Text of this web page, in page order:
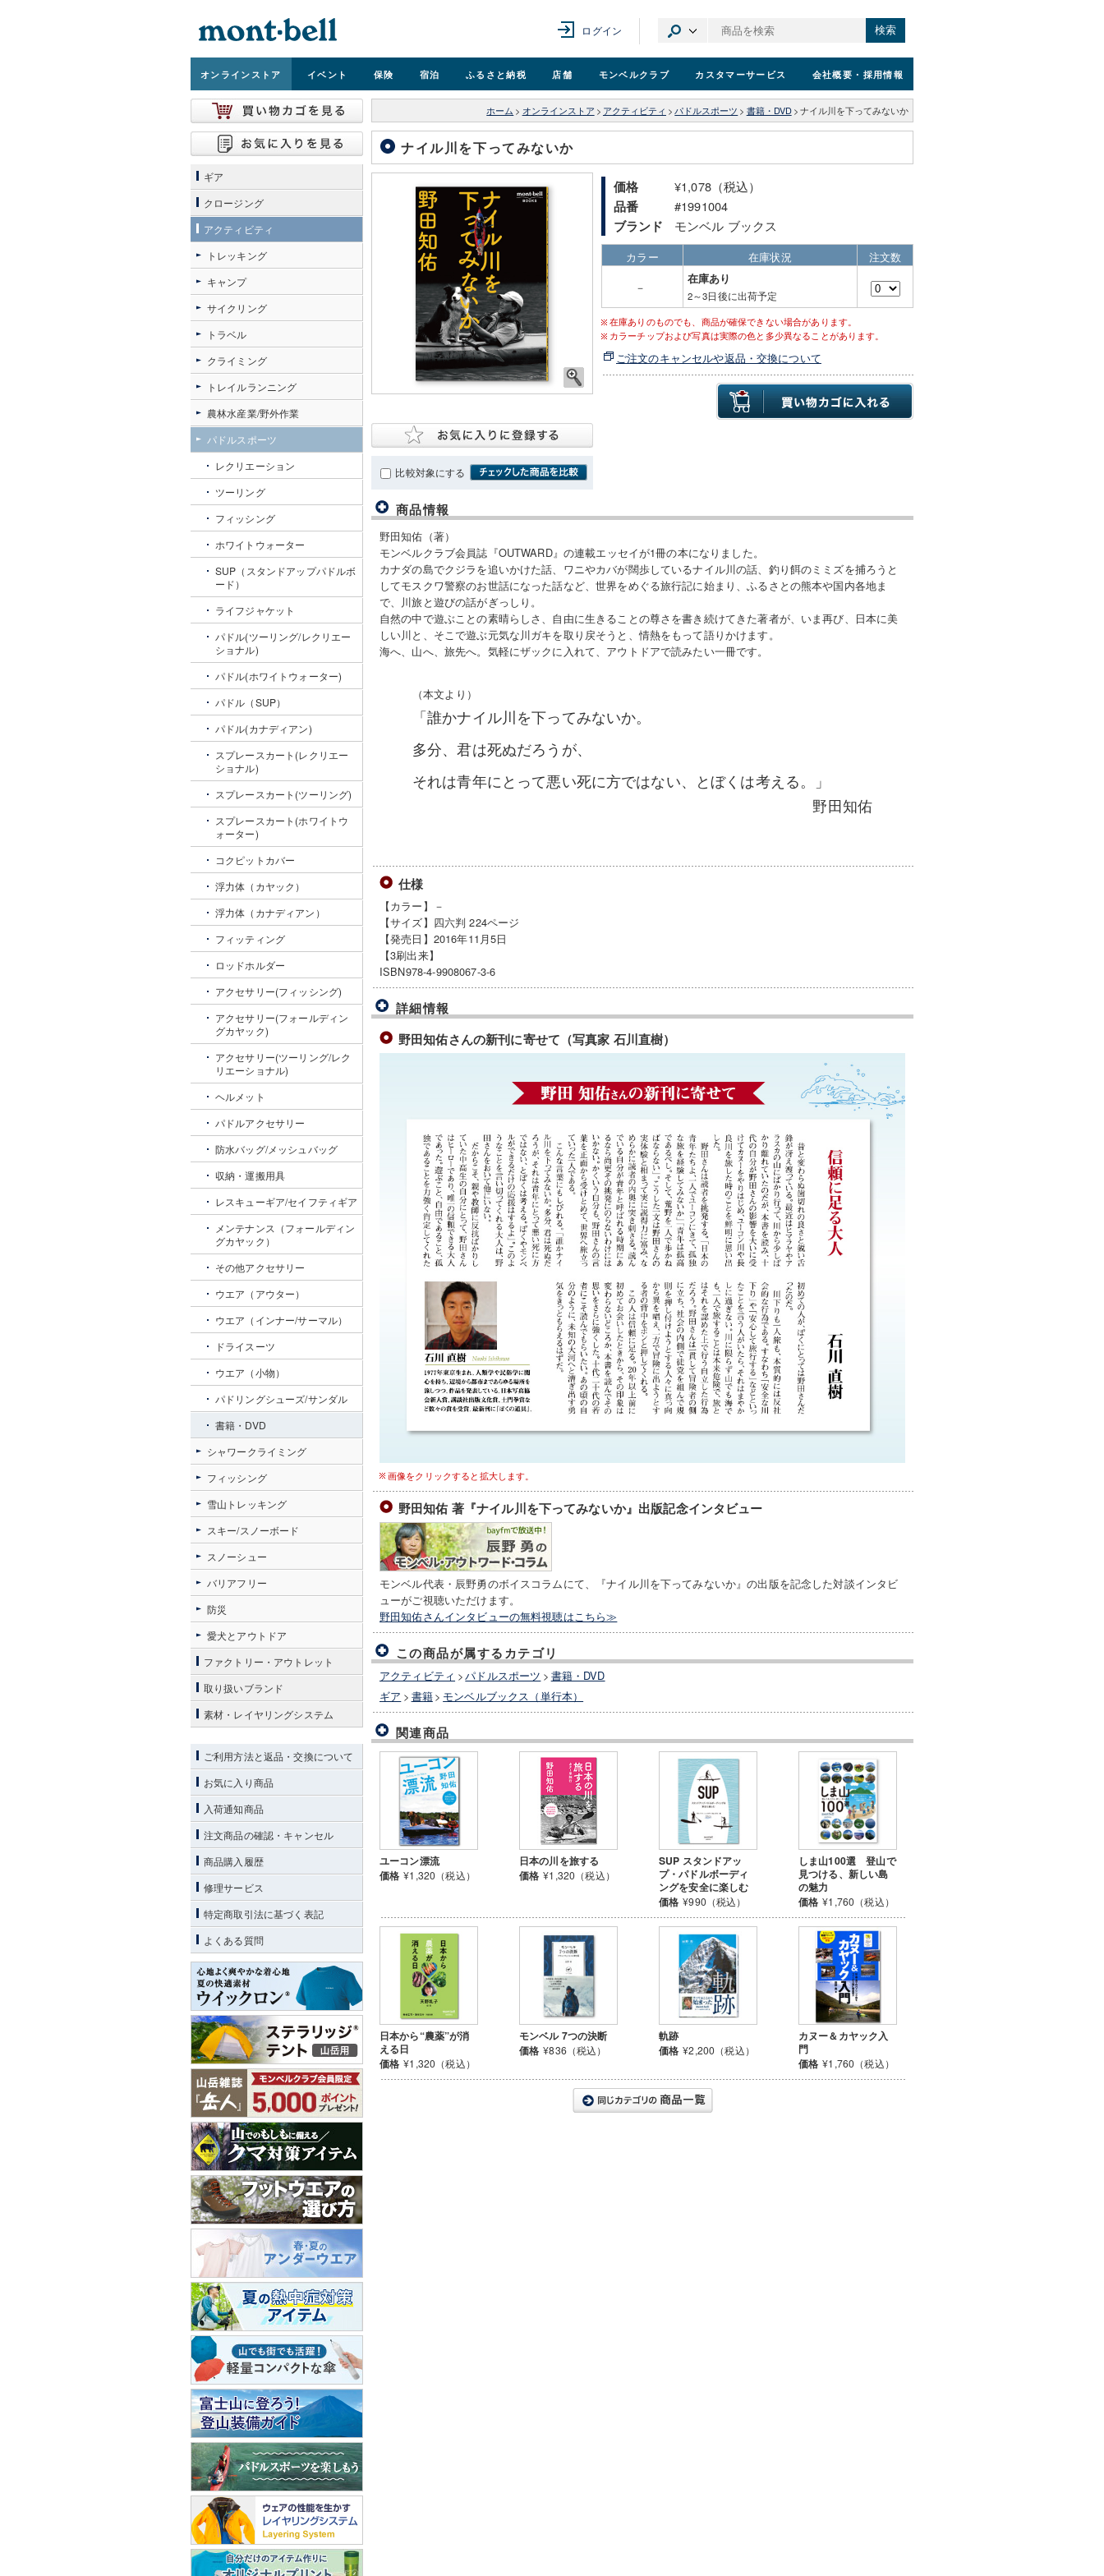
ログイン 検索
オンラインストア イベント 保険 宿泊 ふるさと納税 店舗 モンベルクラブ カスタマーサービス 会社概要 ・採用情報
ホーム > オンラインストア > アクティビティ > パドルスポーツ > 書籍・DVD > ナイル川を下ってみないか
ナイル川を下ってみないか
比較対象にする
価格 ¥1,078（税込）
品番 #1991004
ブランド モンベル ブックス
カラー 在庫状況
注文数
－
在庫あり
2～3日後に出荷予定
在庫ありのものでも、商品が確保できない場合があります。
カラーチップおよび写真は実際の色と多少異なることがあります。
ご注文のキャンセルや返品・交換について
商品情報
野田知佑（著）
モンベルクラブ会員誌『OUTWARD』の連載エッセイが1冊の本になりました。
カナダの島でクジラを追いかけた話、ワニやカバが闊歩しているナイル川の話、釣り餌のミミズを捕ろうと
してモスクワ警察のお世話になった話など、世界をめぐる旅行記に始まり、ふるさとの熊本や国内各地ま
で、川旅と遊びの話がぎっしり。
自然の中で遊ぶことの素晴らしさ、自由に生きることの尊さを書き続けてきた著者が、いま再び、日本に美
しい川と、そこで遊ぶ元気な川ガキを取り戻そうと、情熱をもって語りかけます。
海へ、山へ、旅先へ。気軽にザックに入れて、アウトドアで読みたい一冊です。
（本文より）
「誰かナイル川を下ってみないか。
多分、君は死ぬだろうが、
それは青年にとって悪い死に方ではない、とぼくは考える。」
野田知佑
仕様
【カラー】－
【サイズ】四六判 224ページ
【発売日】2016年11月5日
【3刷出来】
ISBN978-4-9908067-3-6
詳細情報
野田知佑さんの新刊に寄せて（写真家 石川直樹）
画像をクリックすると拡大します。
野田知佑 著『ナイル川を下ってみないか』出版記念インタビュー
モンベル代表・辰野勇のボイスコラムにて、『ナイル川を下ってみないか』の出版を記念した対談インタビ
ューがご視聴いただけます。
野田知佑さんインタビューの無料視聴はこちら≫
この商品が属するカテゴリ
アクティビティ >パドルスポーツ > 書籍・DVD
ギア > 書籍> モンベルブックス（単行本）
関連商品
ユーコン漂流
価格 ¥1,320（税込）
日本の川を旅する
価格 ¥1,320（税込）
SUP スタンドアッ
プ・パドルボーディ
ングを安全に楽しむ
価格 ¥990（税込）
しま山100選 登山で
見つける、新しい島
の魅力
価格 ¥1,760（税込）
日本から“農薬”が消
える日
価格 ¥1,320（税込）
モンベル 7つの決断
価格 ¥836（税込）
軌跡
価格 ¥2,200（税込）
カヌー＆カヤック入
門
価格 ¥1,760（税込）
ギア
クロージング
アクティビティ
トレッキング
キャンプ
サイクリング
トラベル
クライミング
トレイルランニング
農林水産業/野外作業
パドルスポーツ
レクリエーション
ツーリング
フィッシング
ホワイトウォーター
SUP（スタンドアップパドルボ
ード）
ライフジャケット
パドル(ツーリング/レクリエー
ショナル)
パドル(ホワイトウォーター)
パドル（SUP）
パドル(カナディアン)
スプレースカート(レクリエー
ショナル)
スプレースカート(ツーリング)
スプレースカート(ホワイトウ
ォーター)
コクピットカバー
浮力体（カヤック）
浮力体（カナディアン）
フィッティング
ロッドホルダー
アクセサリー(フィッシング)
アクセサリー(フォールディン
グカヤック)
アクセサリー(ツーリング/レク
リエーショナル)
ヘルメット
パドルアクセサリー
防水バッグ/メッシュバッグ
収納・運搬用具
レスキューギア/セイフティギア
メンテナンス（フォールディン
グカヤック）
その他アクセサリー
ウエア（アウター）
ウエア（インナー/サーマル）
ドライスーツ
ウエア（小物）
パドリングシューズ/サンダル
書籍・DVD
シャワークライミング
フィッシング
雪山トレッキング
スキー/スノーボード
スノーシュー
バリアフリー
防災
愛犬とアウトドア
ファクトリー・アウトレット
取り扱いブランド
素材・レイヤリングシステム
ご利用方法と返品・交換について
お気に入り商品
入荷通知商品
注文商品の確認・キャンセル
商品購入履歴
修理サービス
特定商取引法に基づく表記
よくある質問